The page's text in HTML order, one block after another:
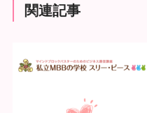
関連記事